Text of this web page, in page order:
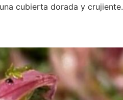
cubierta dorada y crujiente.